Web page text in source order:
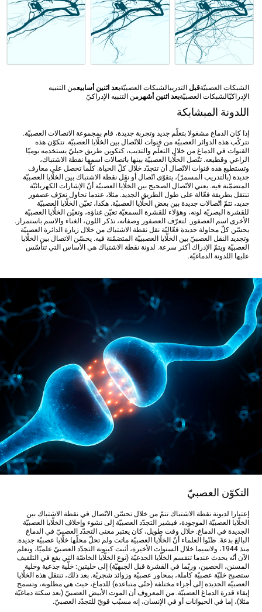
الشبكات العصبيّةقبل التدريبالشبكات العصبيّةبعد اثنين أسابيعمن التنبيه
الإدراكيّالشبكات العصبيّةبعد اثنين أشهرمن التنبيه الإدراكيّ
اللدونة المبشابكة
إذا كان الدماغ مشغولا بتعلّم جديد وتجربة جديدة، قام بمجموعة الاتصالات العصبيّة.
تتركّب هذه الدوائر العصبيّة من قنوات للاتّصال بين الخلّايا العصبيّة. تتكوّن هذه
القنوات في الدماغ من خلال التعلّم والتديب، كتكوين طريق جبليّ يستخدمه يوميّا
الراعي وقطيعه. تتّصل الخلّايا العصبيّة بينها باتصالات اسمها نقطة الاشتباك،
وتستطيع هذه قنوات الاتّصال أن تتجدّد خلال كلّ الحياة. كلّما تحصل على معارف
جديدة (بالتدريب المسمرّ)، يتقوّى اتّصال أو نقل نقطة الاشتباك بين الخلّايا العصبيّة
المتضمّنة فيه. يعني الاتّصال الصحيح بين الخلّايا العصبيّة أنّ الإشارات الكهربائيّة
تنتقل بطريقة فعّالة على طول الطريق الجديد. مثلا، عندما تحاول تعرّف عصفور
جديد، تتمّ اتّصالات جديدة بين بعض الخلّايا العصبيّة. هكذا، تعيّن الخلّايا العصبيّة
للقشرة البصريّة لونه، وهؤلاء للقشرة السمعيّة تعيّن غناؤه، وتعيّن الخلّايا العصبيّة
الأخرى اسم العصفور. لتعرّف العصفور وصفاته، تذكر اللون، الغناء والاسم باستمرار.
يحسّن كلّ محاولة جديدة فعّاليّة نقل نقطة الاشتباك من خلال زيارة الدائرة العصبيّة
وتجديد النقل العصبيّ بين الخلّايا العصبييّة المتضمّنة فيه. يحسّن الاتصال بين الخلّايا
العصبيّة ويتمّ الإدراك أكثر سرعة. لدونة نقطة الاشتباك هي الأساس التي تتأسّس
عليها اللدونة الدماغيّة.
التكوّن العصبيّ
إعتبارا لديونة نقطة الاشتباك تتمّ من خلال تحسّن الاتّصال في نقطة الاشتباك بين
الخلّايا العصبيّة الموجودة، فيشير التجدّد العصبيّة إلى نشوء وإخلاف الخلّايا العصبيّة
الجديدة في الدماغ. خلال وقت طويل، كان يعتبر معنى التجدّد العصبيّ في الدماغ
البالغ بدعةَ. ظنّوا العلماء أنّ الخلّايا العصبيّة ماتت ولم تحلّ محلّها خلّايا عصبيّة جديدة.
منذ 1944، ولاسيما خلال السنوات الأخيرة، أثبت كينونة التجدّد العصبيّ علميّا، ونعلم
الآن أنّه يحدث عندما تنقسم الخلّايا الجذعيّة (نوع الخلّايا الخاصّة التي يقع في التلفيف
المسنن، الحصين، وربّما في القشرة قبل الجبهيّة) إلى خليتين: خلّية جذعية وخلية
ستصبح خليّة عصبيّة كاملة، بمحاور عصبيّة وزوائد شجريّة. بعد ذلك، تنتقل هذه الخلّايا
العصبيّة الجديدة إلى أجزاء مختلفة (حتّى متباعدة) للدماغ، حيث هي مطلوبة، وتسمح
إبقاء قدرة الدماغ العصبيّة. من المعروف أن الموت الأبيض العصبيّ (بعد سكتة دماغيّة
مثلا)، إما في الحيوانات أو في الإنسان، إنه مسبّب قويّ للتجدّد العصبيّ.